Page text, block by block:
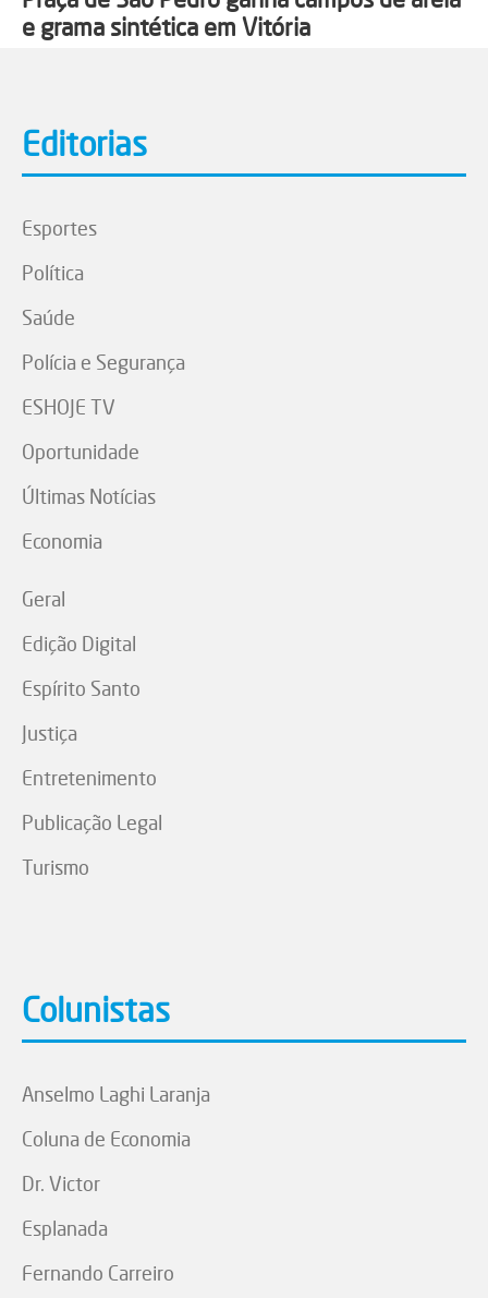
e grama sintética em Vitória
Editorias
Esportes
Política
Saúde
Polícia e Segurança
ESHOJE TV
Oportunidade
Últimas Notícias
Economia
Geral
Edição Digital
Espírito Santo
Justiça
Entretenimento
Publicação Legal
Turismo
Colunistas
Anselmo Laghi Laranja
Coluna de Economia
Dr. Victor
Esplanada
Fernando Carreiro